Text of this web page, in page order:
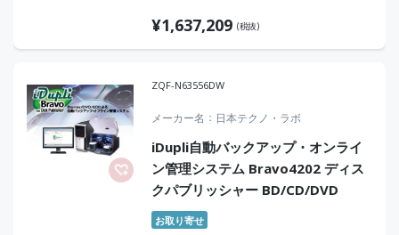
¥1,637,209 (税抜)
ZQF-N63556DW
メーカー名 日本テクノ・ラボ
iDupli自動バックアップ・オンライ
ン管理システム Bravo4202 ディス
クパブリッシャー BD/CD/DVD
お取り寄せ